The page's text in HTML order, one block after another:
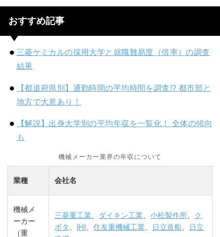
おすすめ記事
三菱ケミカルの採用大学と就職難易度（倍率）の調査
結果
【都道府県別】通勤時間の平均時間を調査!? 都市部と
地方で大差あり！
【解説】出身大学別の平均年収を一覧化！ 全体の傾向
も
機械メーカー業界の年収について
業種 会社名
機械メ
ーカー
（重
三菱重工業、 ダイキン工業、小松製作所、 ク
ボタ 、 IHI 、住友重機械工業、 日立造船、
日立